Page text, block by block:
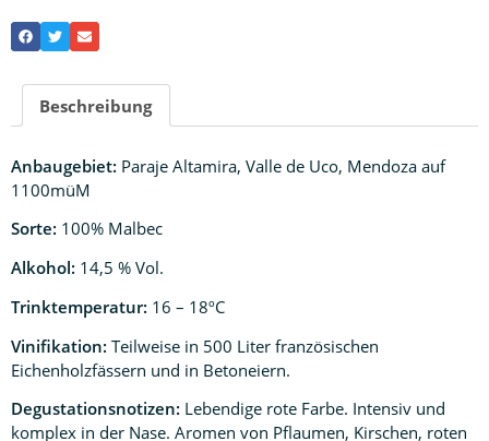
Beschreibung
Anbaugebiet: Paraje Altamira, Valle de Uco, Mendoza auf
1100müM
Sorte: 100% Malbec
Alkohol: 14,5 % Vol.
Trinktemperatur: 16 – 18ºC
Vinifikation: Teilweise in 500 Liter französischen
Eichenholzfässern und in Betoneiern.
Degustationsnotizen: Lebendige rote Farbe. Intensiv und
komplex in der Nase. Aromen von Pflaumen, Kirschen, roten